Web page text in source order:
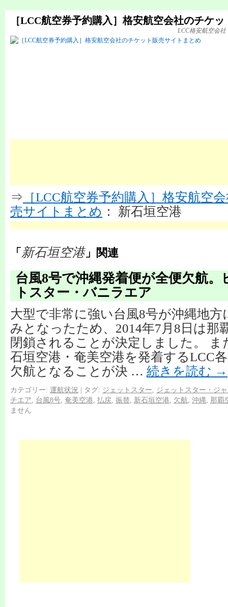
［LCC航空券予約購入］格安航空会社のチケ
LCC格安航空会
⇒ ［LCC航空券予約購入］格安航空
売サイトまとめ ： 新石垣空港
「 新石垣空港」関連
台風8号で沖縄発着便が全便欠航
トスター・バニラエア
大型で非常に強い台風8号が沖縄地方
みとなったため、2014年7月8日は那
閉鎖されることが決定しました。 ま
石垣空港・奄美空港を発着するLCC
欠航となることが決 … 続きを読む →
カテゴリー: 運航状況 | タグ: ジェットスター
ジェットスター・ジ
チエア
台風8号 奄美空港 払戻 振替 新石垣空港 欠航 沖縄 那覇
ません